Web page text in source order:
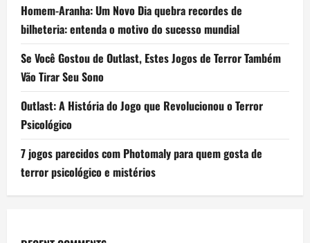
Homem-Aranha: Um Novo Dia quebra recordes de
bilheteria: entenda o motivo do sucesso mundial
Se Você Gostou de Outlast, Estes Jogos de Terror Também
Vão Tirar Seu Sono
Outlast: A História do Jogo que Revolucionou o Terror
Psicológico
7 jogos parecidos com Photomaly para quem gosta de
terror psicológico e mistérios